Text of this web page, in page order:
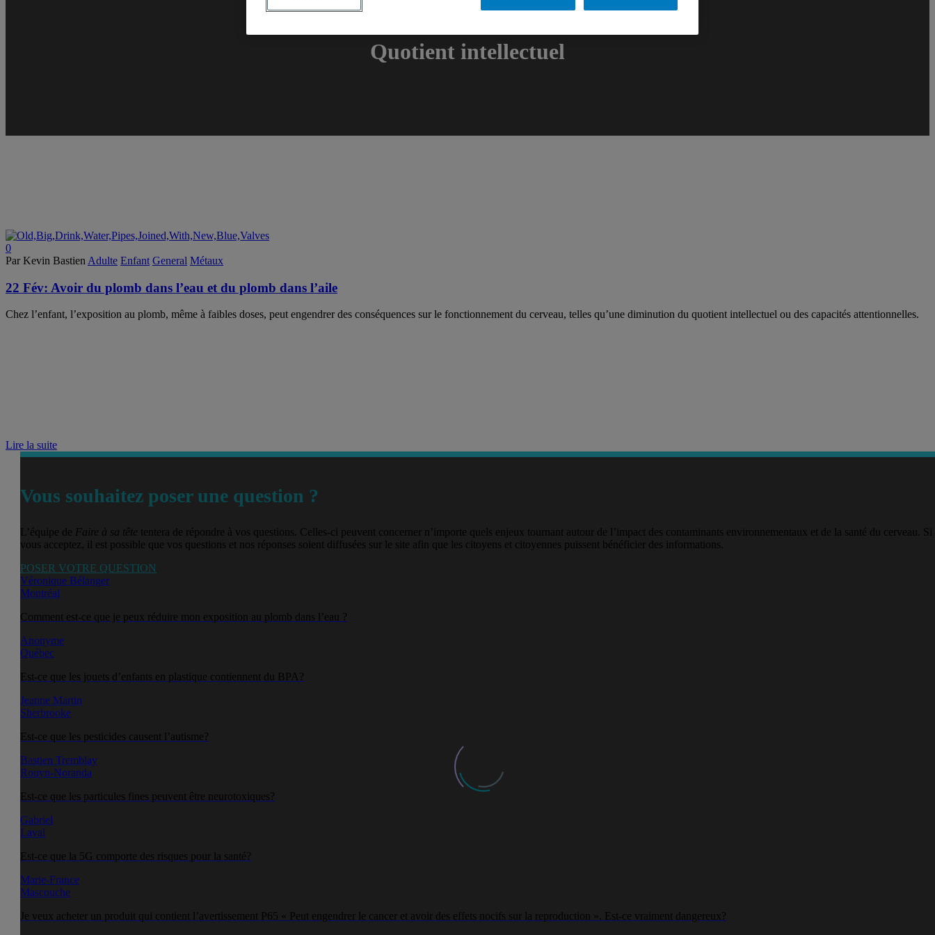
Quotient intellectuel
0
Par Kevin Bastien Adulte Enfant General Métaux
22 Fév: Avoir du plomb dans l’eau et du plomb dans l’aile
Chez l’enfant, l’exposition au plomb, même à faibles doses, peut engendrer des conséquences sur le fonctionnement du cerveau, telles qu’une diminution du quotient intellectuel ou des capacités attentionnelles.
Lire la suite
Vous souhaitez poser une question ?
L’équipe de Faire à sa tête tentera de répondre à vos questions. Celles-ci peuvent concerner n’importe quels enjeux tournant autour de l’impact des contaminants environnementaux et de la santé du cerveau. Si
vous acceptez, il est possible que vos questions et nos réponses soient diffusées sur le site afin que les citoyens et citoyennes puissent bénéficier des informations.
POSER VOTRE QUESTION
Véronique Bélanger
Montréal
Comment est-ce que je peux réduire mon exposition au plomb dans l’eau ?
Anonyme
Québec
Est-ce que les jouets d’enfants en plastique contiennent du BPA?
Jeanne Martin
Sherbrooke
Est-ce que les pesticides causent l’autisme?
Bastien Tremblay
Rouyn-Noranda
Est-ce que les particules fines peuvent être neurotoxiques?
Gabriel
Laval
Est-ce que la 5G comporte des risques pour la santé?
Marie-France
Mascouche
Je veux acheter un produit qui contient l’avertissement P65 « Peut engendrer le cancer et avoir des effets nocifs sur la reproduction ». Est-ce vraiment dangereux?